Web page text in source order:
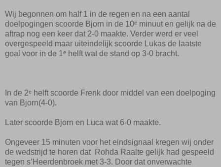
Wij begonnen om half 1 in de regen en na een aantal
doelpogingen scoorde Bjorn in de 10ᵉ minuut en gelijk na de
aftrap nog een keer dat 2-0 maakte. Verder werd er veel
overgespeeld maar uiteindelijk scoorde Lukas de laatste
goal voor in de 1ᵉ helft wat de stand op 3-0 bracht.
In de 2ᵉ helft scoorde Frenk door middel van een doelpoging
van Bjorn(4-0).
Later scoorde Bjorn en Luca wat 6-0 maakte.
Ongeveer 15 minuten voor het eindsignaal kregen wij onder
de wedstrijd te horen dat Rohda Raalte gelijk had gespeeld
tegen s’Heerdenbroek met 3-3. Door dat onverwachte